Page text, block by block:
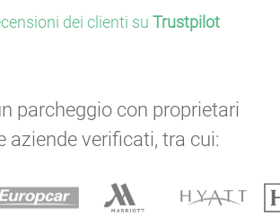
dei clienti su Trustpilot
parcheggio con proprietari
aziende verificati, tra cui: